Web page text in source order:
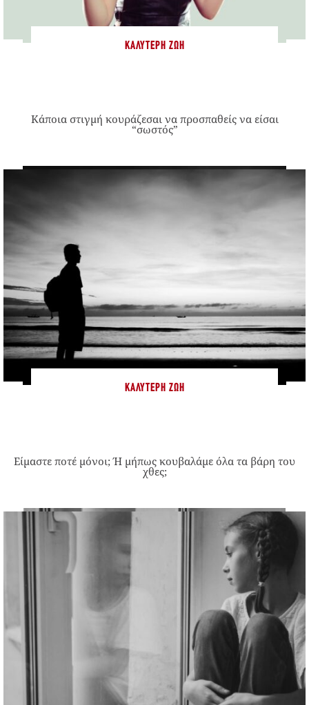
ΚΑΛΎΤΕΡΗ ΖΩΉ
Κάποια στιγμή κουράζεσαι να προσπαθείς να είσαι
“σωστός”
ΚΑΛΎΤΕΡΗ ΖΩΉ
Είμαστε ποτέ μόνοι; Ή μήπως κουβαλάμε όλα τα βάρη του
χθες;